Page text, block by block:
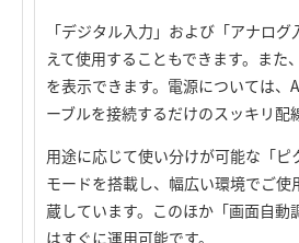
「デジタル入力」および「アナロ
えて使用することもできます。ま
を表示できます。電源については
ーブルを接続するだけのスッキリ配
用途に応じて使い分けが可能な「
モードを搭載し、幅広い環境でご
蔵しています。このほか「画面自
はすぐに運用可能です。